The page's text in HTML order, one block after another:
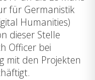
für Germanistik
Humanities)
dieser Stelle
Officer bei
mit den Projekten